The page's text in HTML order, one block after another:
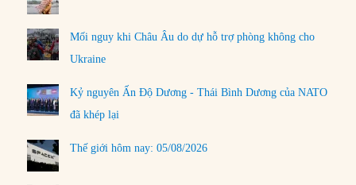
Mối nguy khi Châu Âu do dự hỗ trợ phòng không cho
Ukraine
Kỷ nguyên Ấn Độ Dương - Thái Bình Dương của NATO
đã khép lại
Thế giới hôm nay: 05/08/2026